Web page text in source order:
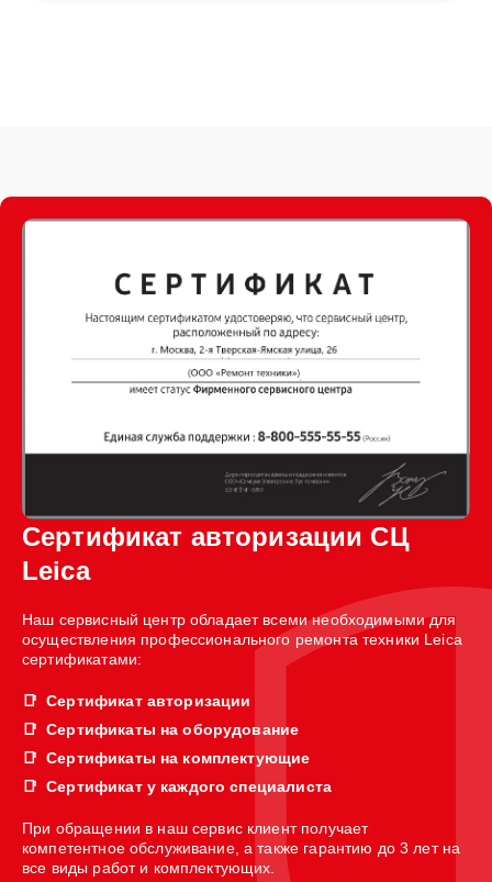
Сертификат авторизации СЦ
Leica
Наш сервисный центр обладает всеми необходимыми для
осуществления профессионального ремонта техники Leica
сертификатами:
Сертификат авторизации
Сертификаты на оборудование
Сертификаты на комплектующие
Сертификат у каждого специалиста
При обращении в наш сервис клиент получает
компетентное обслуживание, а также гарантию до 3 лет на
все виды работ и комплектующих.